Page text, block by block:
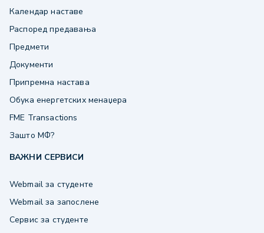
Календар наставе
Распоред предавања
Предмети
Документи
Припремна настава
Обука енергетских менаџера
FME Transactions
Зашто МФ?
ВАЖНИ СЕРВИСИ
Webmail за студенте
Webmail за запослене
Сервис за студенте